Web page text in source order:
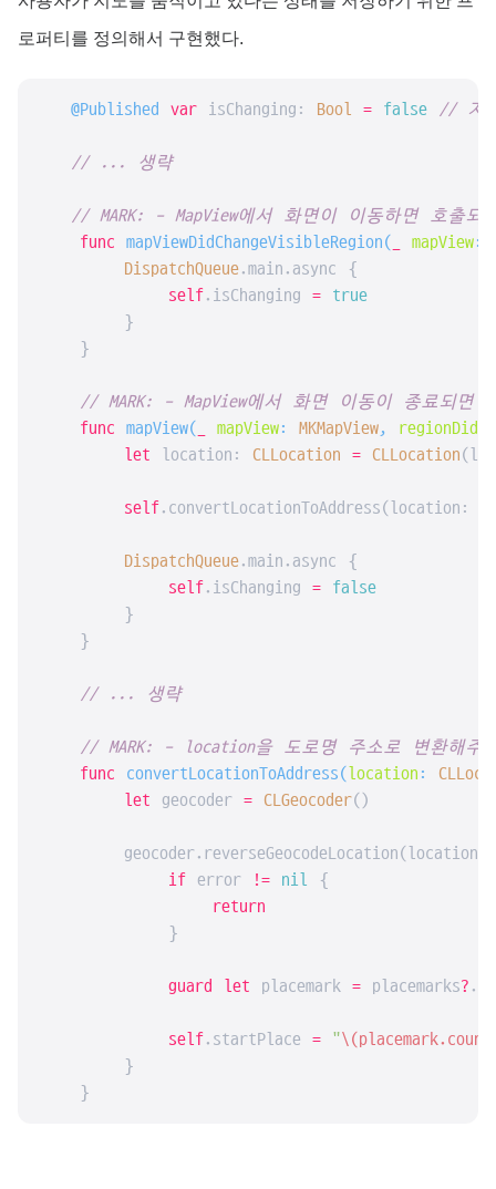
로퍼티를 정의해서 구현했다.
@Published var isChanging: Bool = false // 지
// ... 생략
// MARK: - MapView에서 화면이 이동하면 호출되
func
mapViewDidChangeVisibleRegion( mapView:
DispatchQueue.main.async {
self.isChanging =
true
        }
    }
// MARK: - MapView에서 화면 이동이 종료되면
func
mapView( mapView: MKMapView,
let location: CLLocation = CLLocation
self.convertLocationToAddress(location:
DispatchQueue.main.async {
self.isChanging =
false
        }
    }
// ... 생략
// MARK: - location을 도로명 주소로 변환해주
func
convertLocationToAddress(location :
let geocoder = CLGeocoder()
if error != nil {
return
            }
guard let placemark = placemarks?
self.startPlace = "
        }
    }